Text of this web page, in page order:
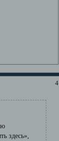
4
здесь»,